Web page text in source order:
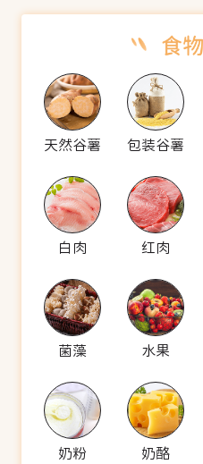
天然谷薯 包装谷薯
白肉 红肉
菌藻 水果
奶粉 奶酪